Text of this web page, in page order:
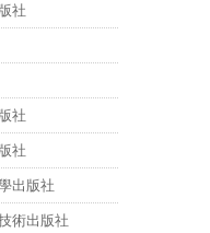
社
社
社
出版社
術出版社